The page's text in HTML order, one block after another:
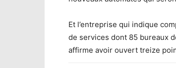
Et l’entreprise qui indique
de services dont 85 bureaux
affirme avoir ouvert treize